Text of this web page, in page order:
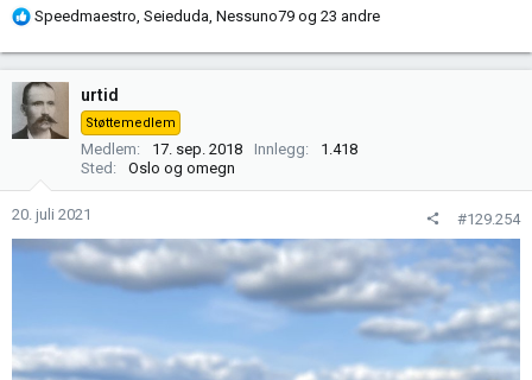
R
k
s
j
e
r
:
Speedmaestro, Seieduda, Nessuno79 og 23 andre
urtid
Støttemedlem
Medlem 17. sep. 2018 Innlegg
1.418
Sted
Oslo og omegn
20. juli 2021 #129.254